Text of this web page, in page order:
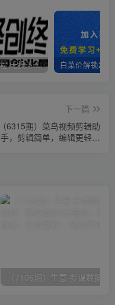
全网VIP课程 无损下载~
下一篇
（6315期）菜鸟视频剪辑助
手，剪辑简单，编辑更轻松